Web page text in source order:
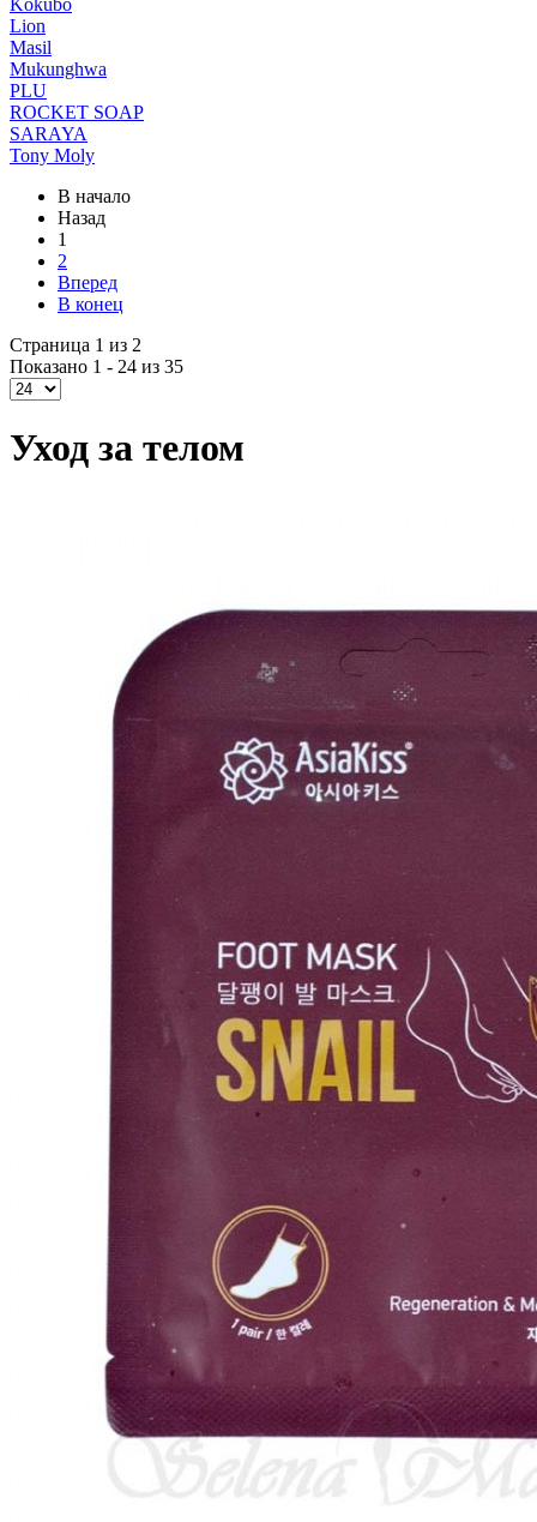
Kokubo
Lion
Masil
Mukunghwa
PLU
ROCKET SOAP
SARAYA
Tony Moly
В начало
Назад
1
2
Вперед
В конец
Страница 1 из 2
Показано 1 - 24 из 35
Уход за телом